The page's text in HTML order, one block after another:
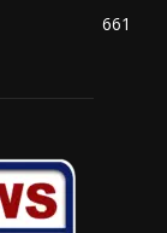
661